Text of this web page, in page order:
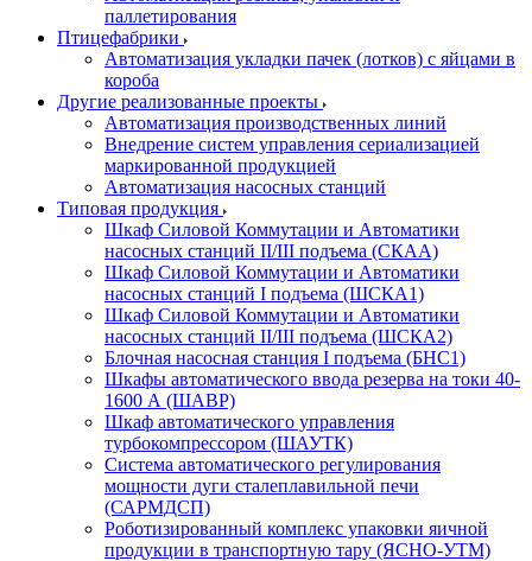
паллетирования
Птицефабрики
Автоматизация укладки пачек (лотков) с яйцами в
короба
Другие реализованные проекты
Автоматизация производственных линий
Внедрение систем управления сериализацией
маркированной продукцией
Автоматизация насосных станций
Типовая продукция
Шкаф Силовой Коммутации и Автоматики
насосных станций II/III подъема (СКАА)
Шкаф Силовой Коммутации и Автоматики
насосных станций I подъема (ШСКА1)
Шкаф Силовой Коммутации и Автоматики
насосных станций II/III подъема (ШСКА2)
Блочная насосная станция I подъема (БНС1)
Шкафы автоматического ввода резерва на токи 40-
1600 А (ШАВР)
Шкаф автоматического управления
турбокомпрессором (ШАУТК)
Система автоматического регулирования
мощности дуги сталеплавильной печи
(САРМДСП)
Роботизированный комплекс упаковки яичной
продукции в транспортную тару (ЯСНО-УТМ)